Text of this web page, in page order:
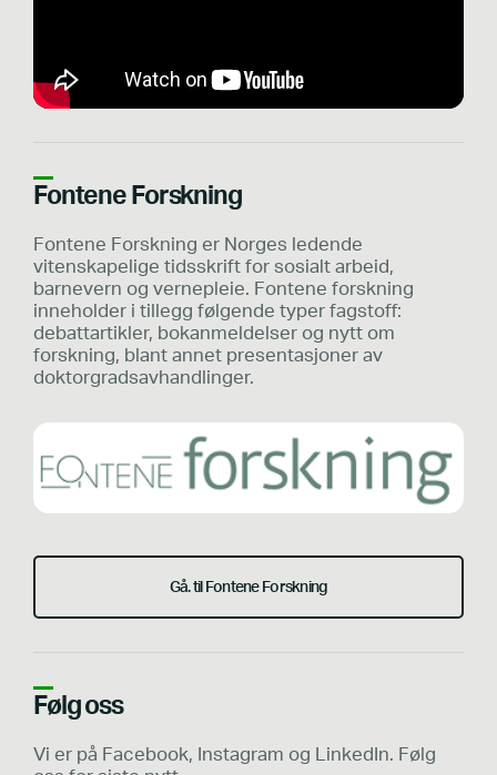
Fontene Forskning
Fontene Forskning er Norges ledende
vitenskapelige tidsskrift for sosialt arbeid,
barnevern og vernepleie. Fontene forskning
inneholder i tillegg følgende typer fagstoff:
debattartikler, bokanmeldelser og nytt om
forskning, blant annet presentasjoner av
doktorgradsavhandlinger.
Gå. til Fontene Forskning
Følg oss
Vi er på Facebook, Instagram og LinkedIn. Følg